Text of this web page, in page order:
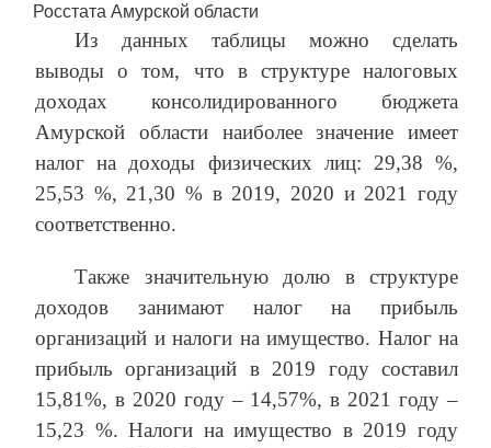
Росстата Амурской области
Из данных таблицы можно сделать
выводы о том, что в структуре налоговых
доходах консолидированного бюджета
Амурской области наиболее значение имеет
налог на доходы физических лиц: 29,38 %,
25,53 %, 21,30 % в 2019, 2020 и 2021 году
соответственно.
Также значительную долю в структуре
доходов занимают налог на прибыль
организаций и налоги на имущество. Налог на
прибыль организаций в 2019 году составил
15,81%, в 2020 году – 14,57%, в 2021 году –
15,23 %. Налоги на имущество в 2019 году